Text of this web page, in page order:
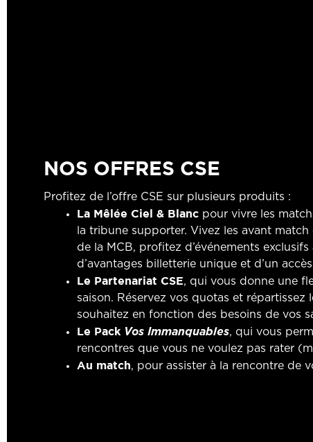
NOS OFFRES CSE
Profitez de l’offre CSE sur plusieurs produits :
La Mêlée Ciel & Blanc pour vivre les
la tribune supporter. Vivez les avant
de la MCB, profitez d’événements
d’avantages billetterie unique et d’un
Le Partenariat CSE, qui vous donne une
saison. Réservez vos quotas et répartissez
souhaitez en fonction des besoins de vos
Le Pack Vos Immanquables, qui vous
rencontres que vous ne voulez pas rater
Au match, pour assister à la rencontre de